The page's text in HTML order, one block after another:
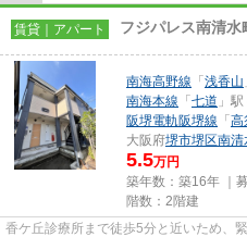
賃貸｜アパート フジパレス南清
南海高野線 「 浅香山
南海本線 「 七道 」
阪堺電軌阪堺線 「 高
大阪府堺市堺区南清
5.5万円
築年数：築16年 ｜
階数：2階建
香ケ丘診療所まで徒歩5分と近いため、